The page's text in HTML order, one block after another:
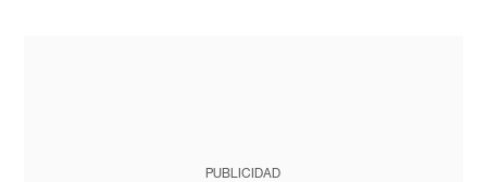
PUBLICIDAD